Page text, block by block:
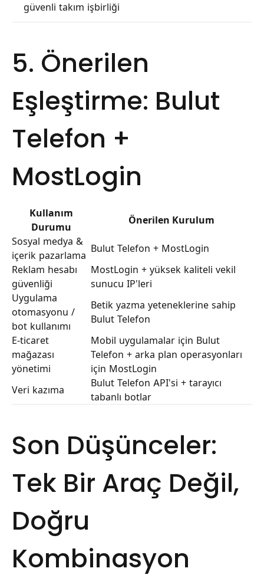
güvenli takım işbirliği
5. Önerilen
Eşleştirme: Bulut
Telefon +
MostLogin
Kullanım
Durumu
Önerilen Kurulum
Sosyal medya &
içerik pazarlama
Bulut Telefon + MostLogin
Reklam hesabı
güvenliği
MostLogin + yüksek kaliteli vekil
sunucu IP'leri
Uygulama
otomasyonu /
bot kullanımı
Betik yazma yeteneklerine sahip
Bulut Telefon
E-ticaret
mağazası
yönetimi
Mobil uygulamalar için Bulut
Telefon + arka plan operasyonları
için MostLogin
Veri kazıma
Bulut Telefon API'si + tarayıcı
tabanlı botlar
Son Düşünceler:
Tek Bir Araç Değil,
Doğru
Kombinasyon